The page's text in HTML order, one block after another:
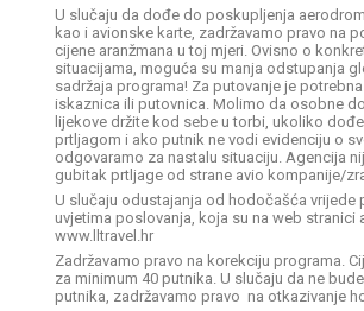
U slučaju da dođe do poskupljenja
kao i avionske karte, zadržavamo pravo na
cijene aranžmana u toj mjeri. Ovisno o
situacijama, moguća su manja odstupanja
sadržaja programa! Za putovanje je
iskaznica ili putovnica. Molimo da osobne
lijekove držite kod sebe u torbi, ukoliko
prtljagom i ako putnik ne vodi evidenciju o
odgovaramo za nastalu situaciju. Agencija
gubitak prtljage od strane avio kompanije/
U slučaju odustajanja od hodočašća vrijede
uvjetima poslovanja, koja su na web stranici
www.lltravel.hr
Zadržavamo pravo na korekciju programa.
za minimum 40 putnika. U slučaju da ne
putnika, zadržavamo pravo na otkazivanje